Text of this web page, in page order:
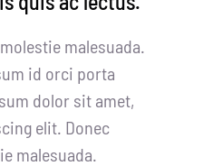
malesuada.
id orci porta
dolor sit amet,
elit. Donec
malesuada.